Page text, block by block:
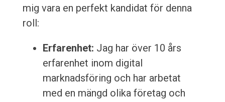
mig vara en perfekt kandidat för denna
roll:
Erfarenhet: Jag har över 10 års
erfarenhet inom digital
marknadsföring och har arbetat
med en mängd olika företag och